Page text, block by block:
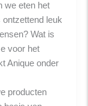
we eten het
ontzettend leuk
Wat is
voor het
Anique onder
producten